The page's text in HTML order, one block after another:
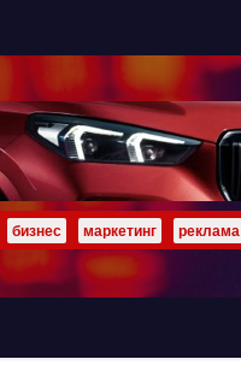
бизнес маркетинг реклама